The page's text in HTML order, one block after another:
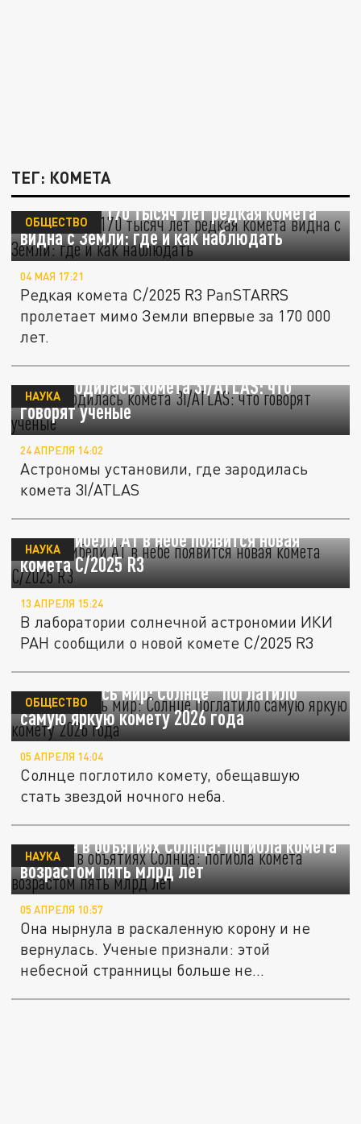
ТЕГ: КОМЕТА
Впервые за 170 тысяч лет редкая комета
видна с Земли: где и как наблюдать
ОБЩЕСТВО
04 МАЯ 17:21
Редкая комета C/2025 R3 PanSTARRS
пролетает мимо Земли впервые за 170 000
лет.
Где зародилась комета 3I/ATLAS: что
говорят ученые
НАУКА
24 АПРЕЛЯ 14:02
Астрономы установили, где зародилась
комета 3I/ATLAS
После гибели A1 в небе появится новая
комета C/2025 R3
НАУКА
13 АПРЕЛЯ 15:24
В лаборатории солнечной астрономии ИКИ
РАН сообщили о новой комете C/2025 R3
Её ждал весь мир: Солнце "поглатило"
самую яркую комету 2026 года
ОБЩЕСТВО
05 АПРЕЛЯ 14:04
Солнце поглотило комету, обещавшую
стать звездой ночного неба.
Сгорела в объятиях Солнца: погибла комета
возрастом пять млрд лет
НАУКА
05 АПРЕЛЯ 10:57
Она нырнула в раскаленную корону и не
вернулась. Ученые признали: этой
небесной странницы больше не...